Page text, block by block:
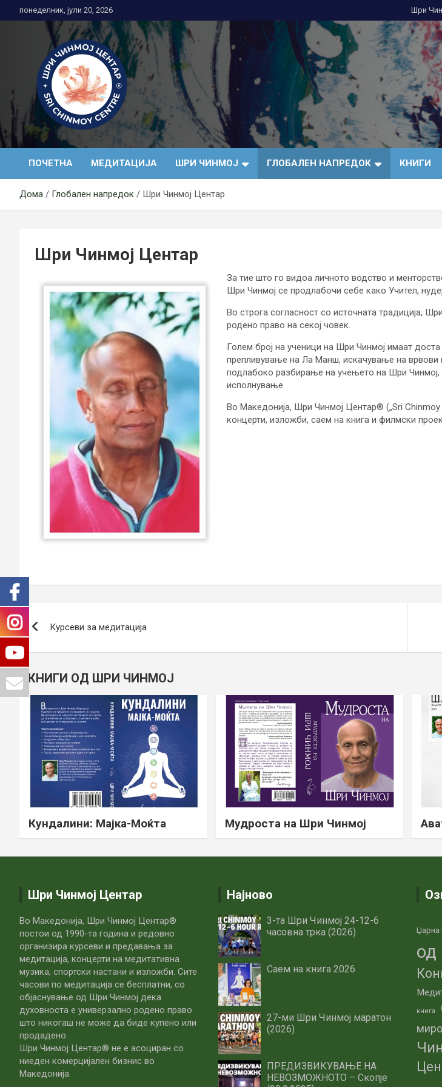
to
понеделник, јули 20, 2026 Шри
Медитација
ПОЧЕТНА МЕДИТАЦИЈА ШРИ ЧИНМОЈ ГЛОБАЛЕН НАПРЕДОК КНИГИ
Дома Глобален напредок Шри Чинмој Центар
Шри Чинмој Центар
За тие што го видоа личното водство и
Шри Чинмој се продлабочи себе како Учител,
Во строга согласност со источната традиција,
родено право на секој човек.
Голем број на ученици на Шри Чинмој имаат
препливување на Ла Манш, искачување на
подлабоко разбирање на учењето на Шри
исполнување.
Во Македонија, Шри Чинмој Центар® („Sri
концерти, изложби, саем на книга и филмски
Навигација
на
напис
Курсеви за медитација
КНИГИ ОД ШРИ ЧИНМОЈ
Кундалини: Мајка-Моќта Мудроста на Шри Чинмој
Шри Чинмој Центар
Во Македонија, Шри Чинмој Центар®
постои од 1990-та година и редовно
организира курсеви и предавања за
медитација, концерти на медитативна
музика, спортски настани и изложби. Сите
часови по медитацијa се бесплатни, со
објаснување од Шри Чинмој дека
духовноста е универзално родено право
што никогаш не може да биде купено или
продадено.
Шри Чинмој Центар® не е асоциран со
ниеден комерцијален бизнис во
Македонија.
Најново
3-та Шри Чинмој 24-12-6
часовна трка (2026)
Саем на книга 2026
27-ми Шри Чинмој маратон
(2026)
ПРЕДИЗВИКУВАЊЕ НА
НЕВОЗМОЖНОТО – Скопје
Џарна
од
книга